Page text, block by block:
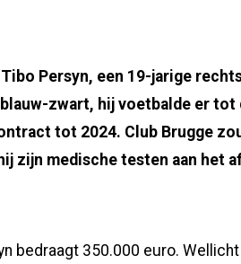
Persyn, een 19-jarige
zwart, hij voetbalde er tot
tot 2024. Club Brugge
zijn medische testen aan het
bedraagt 350.000 euro.